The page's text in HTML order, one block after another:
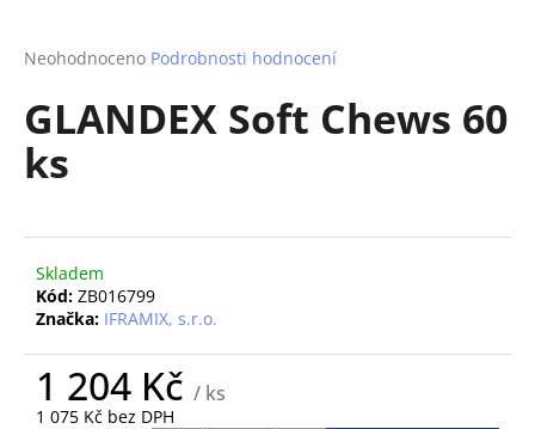
Průměrné
produktu
je
0,0
Neohodnoceno Podrobnosti hodnocení
GLANDEX Soft Chews 60
ks
Skladem
Kód: ZB016799
Značka: IFRAMIX, s.r.o.
1 204 Kč / ks
1 075 Kč bez DPH
j
t
?
D
o